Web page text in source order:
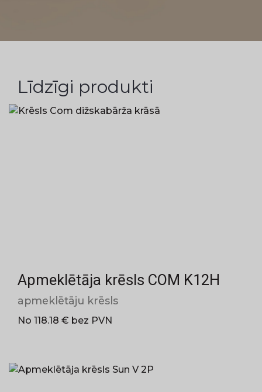
Līdzīgi produkti
Apmeklētāja krēsls COM K12H
apmeklētāju krēsls
No 118.18 € bez PVN